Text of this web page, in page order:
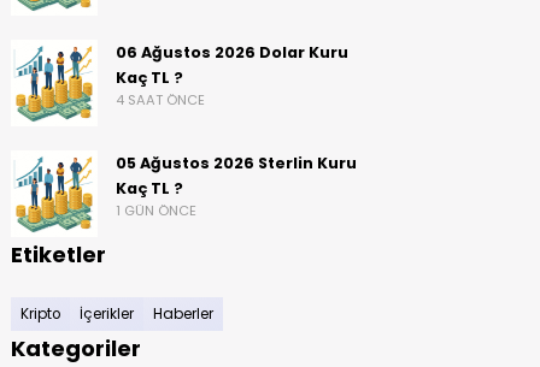
06 Ağustos 2026 Dolar Kuru
Kaç TL ?
4 SAAT ÖNCE
05 Ağustos 2026 Sterlin Kuru
Kaç TL ?
1 GÜN ÖNCE
Etiketler
Kripto İçerikler Haberler
Kategoriler